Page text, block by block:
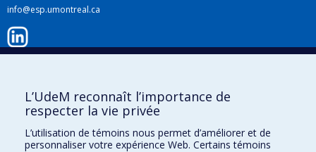
info@esp.umontreal.ca
Instagram
L’UdeM reconnaît l’importance de
respecter la vie privée
L’utilisation de témoins nous permet d’améliorer et de
personnaliser votre expérience Web. Certains témoins